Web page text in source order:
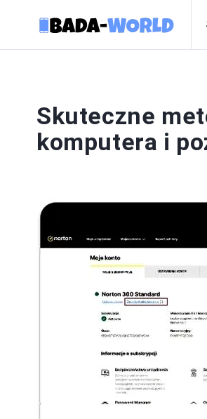
Skuteczne
komputera i